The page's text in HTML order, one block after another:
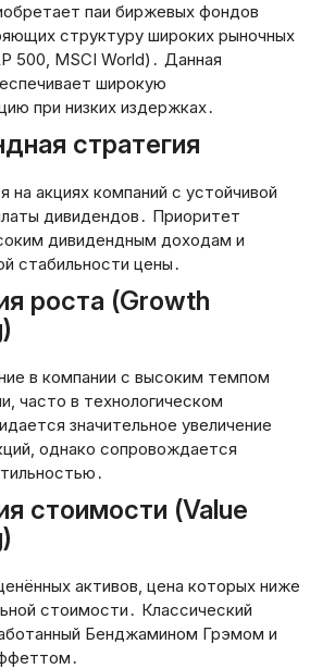
паи биржевых фондов
структуру широких рыночных
500, MSCI World)․ Данная
широкую
при низких издержках․
стратегия
на акциях компаний с устойчивой
дивидендов․ Приоритет
дивидендным доходам и
стабильности цены․
роста (Growth
в компании с высоким темпом
часто в технологическом
значительное увеличение
однако сопровождается
стоимости (Value
активов, цена которых ниже
стоимости․ Классический
Бенджамином Грэмом и